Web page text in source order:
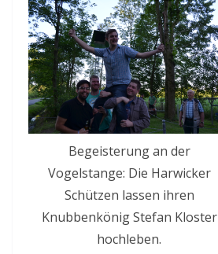
Begeisterung an der
Vogelstange: Die Harwicker
Schützen lassen ihren
Knubbenkönig Stefan Kloster
hochleben.